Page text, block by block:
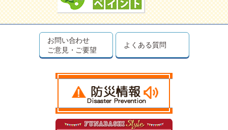
お問い合わせ
ご意見・ご要望
よくある質問